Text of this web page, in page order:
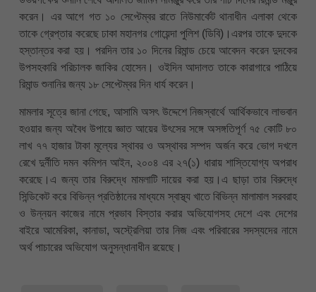
করেন। এর আগে গত ১০ সেপ্টেম্বর রাতে নিউমার্কেট থানাধীন এলাকা থেকে
তাকে গ্রেপ্তার করেছে ঢাকা মহানগর গোয়েন্দা পুলিশ (ডিবি)।এরপর তাকে দুদকে
হস্তান্তর করা হয়। পরদিন তার ১০ দিনের রিমান্ড চেয়ে আবেদন করেন দুদকের
উপসহকারি পরিচালক জাকির হোসেন। ওইদিন আদালত তাকে কারাগারে পাঠিয়ে
রিমান্ড শুনানির জন্য ১৮ সেপ্টেম্বর দিন ধার্য করেন।
মামলার সূত্রে জানা গেছে, আসামি অসৎ উদ্দেশে নিজস্বার্থে আর্থিকভাবে লাভবান
হওয়ার জন্য অবৈধ উপায়ে জ্ঞাত আয়ের উৎসের সঙ্গে অসঙ্গতিপূর্ণ ৭৫ কোটি ৮০
লাখ ৭৭ হাজার টাকা মূল্যের স্থাবর ও অস্থাবর সম্পদ অর্জন করে ভোগ দখলে
রেখে দুর্নীতি দমন কমিশন আইন, ২০০৪ এর ২৭(১) ধারায় শাস্তিযোগ্য অপরাধ
করেছে।এ জন্য তার বিরুদ্ধে মামলাটি দায়ের করা হয়।এ ছাড়া তার বিরুদ্ধে
সিন্ডিকেট করে বিভিন্ন প্রতিষ্ঠানের মাধ্যমে স্বাস্থ্য খাতে বিভিন্ন মালামাল সরবরাহ
ও উন্নয়ন কাজের নামে প্রভাব বিস্তার করার অভিযোগসহ দেশে এবং দেশের
বাইরে আমেরিকা, কানাডা, অস্ট্রেলিয়া তার নিজ এবং পরিবারের সদস্যদের নামে
অর্থ পাচারের অভিযোগ অনুসন্ধানাধীন রয়েছে।